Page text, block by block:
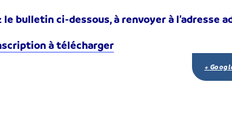
bulletin ci-dessous, à renvoyer à l’adresse
à télécharger
+